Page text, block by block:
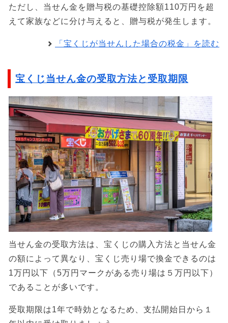
ただし、当せん金を贈与税の基礎控除額110万円を超
えて家族などに分け与えると、贈与税が発生します。
「宝くじが当せんした場合の税金」を読む
宝くじ当せん金の受取方法と受取期限
当せん金の受取方法は、宝くじの購入方法と当せん金
の額によって異なり、宝くじ売り場で換金できるのは
1万円以下（5万円マークがある売り場は５万円以下）
であることが多いです。
受取期限は1年で時効となるため、支払開始日から１